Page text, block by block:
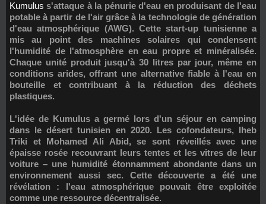
Kumulus s'attaque à la pénurie d'eau en produisant de l'eau
potable à partir de l'air grâce à la technologie de génération
d'eau atmosphérique (AWG). Cette start-up tunisienne a
mis au point des machines solaires qui condensent
l'humidité de l'atmosphère en eau propre et minéralisée.
Chaque unité produit jusqu'à 30 litres par jour, même en
conditions arides, offrant une alternative fiable à l'eau en
bouteille et contribuant à la réduction des déchets
plastiques.
L'idée de Kumulus a germé lors d'un séjour en camping
dans le désert tunisien en 2020. Les cofondateurs, Iheb
Triki et Mohamed Ali Abid, se sont réveillés avec une
épaisse rosée recouvrant leurs tentes et les vitres de leur
voiture – une humidité étonnamment abondante dans un
environnement aussi sec. Cette découverte a été une
révélation : l'eau atmosphérique pouvait être exploitée
comme une ressource décentralisée.